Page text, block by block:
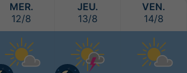
MER.
12/8
JEU.
13/8
VEN.
14/8